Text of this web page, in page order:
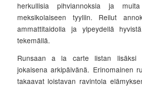
herkullisia pihviannoksia ja
meksikolaiseen tyyliin. Reilut
ammattitaidolla ja ylpeydellä
tekemällä.
Runsaan a la carte listan lisäksi
jokaisena arkipäivänä. Erinomainen
takaavat loistavan ravintola